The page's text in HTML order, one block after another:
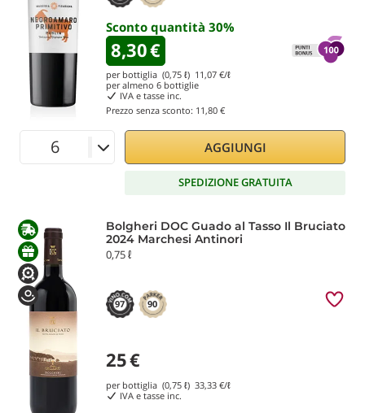
Sconto quantità 30%
8,30€
per bottiglia (0,75 ℓ) 11,07 €/ℓ
per almeno 6 bottiglie
IVA e tasse inc.
Prezzo senza sconto: 11,80 €
AGGIUNGI
SPEDIZIONE GRATUITA
Bolgheri DOC Guado al Tasso Il Bruciato
2024 Marchesi Antinori
0,75 ℓ
97 90
25€
per bottiglia (0,75 ℓ) 33,33 €/ℓ
IVA e tasse inc.